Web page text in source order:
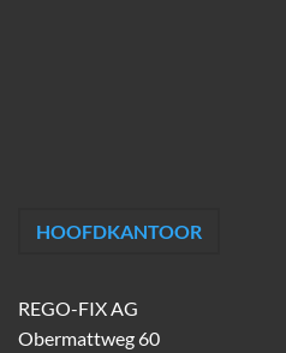
HOOFDKANTOOR
REGO-FIX AG
Obermattweg 60